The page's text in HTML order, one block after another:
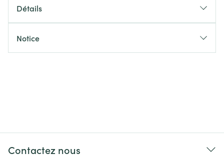
Détails
Notice
Contactez nous